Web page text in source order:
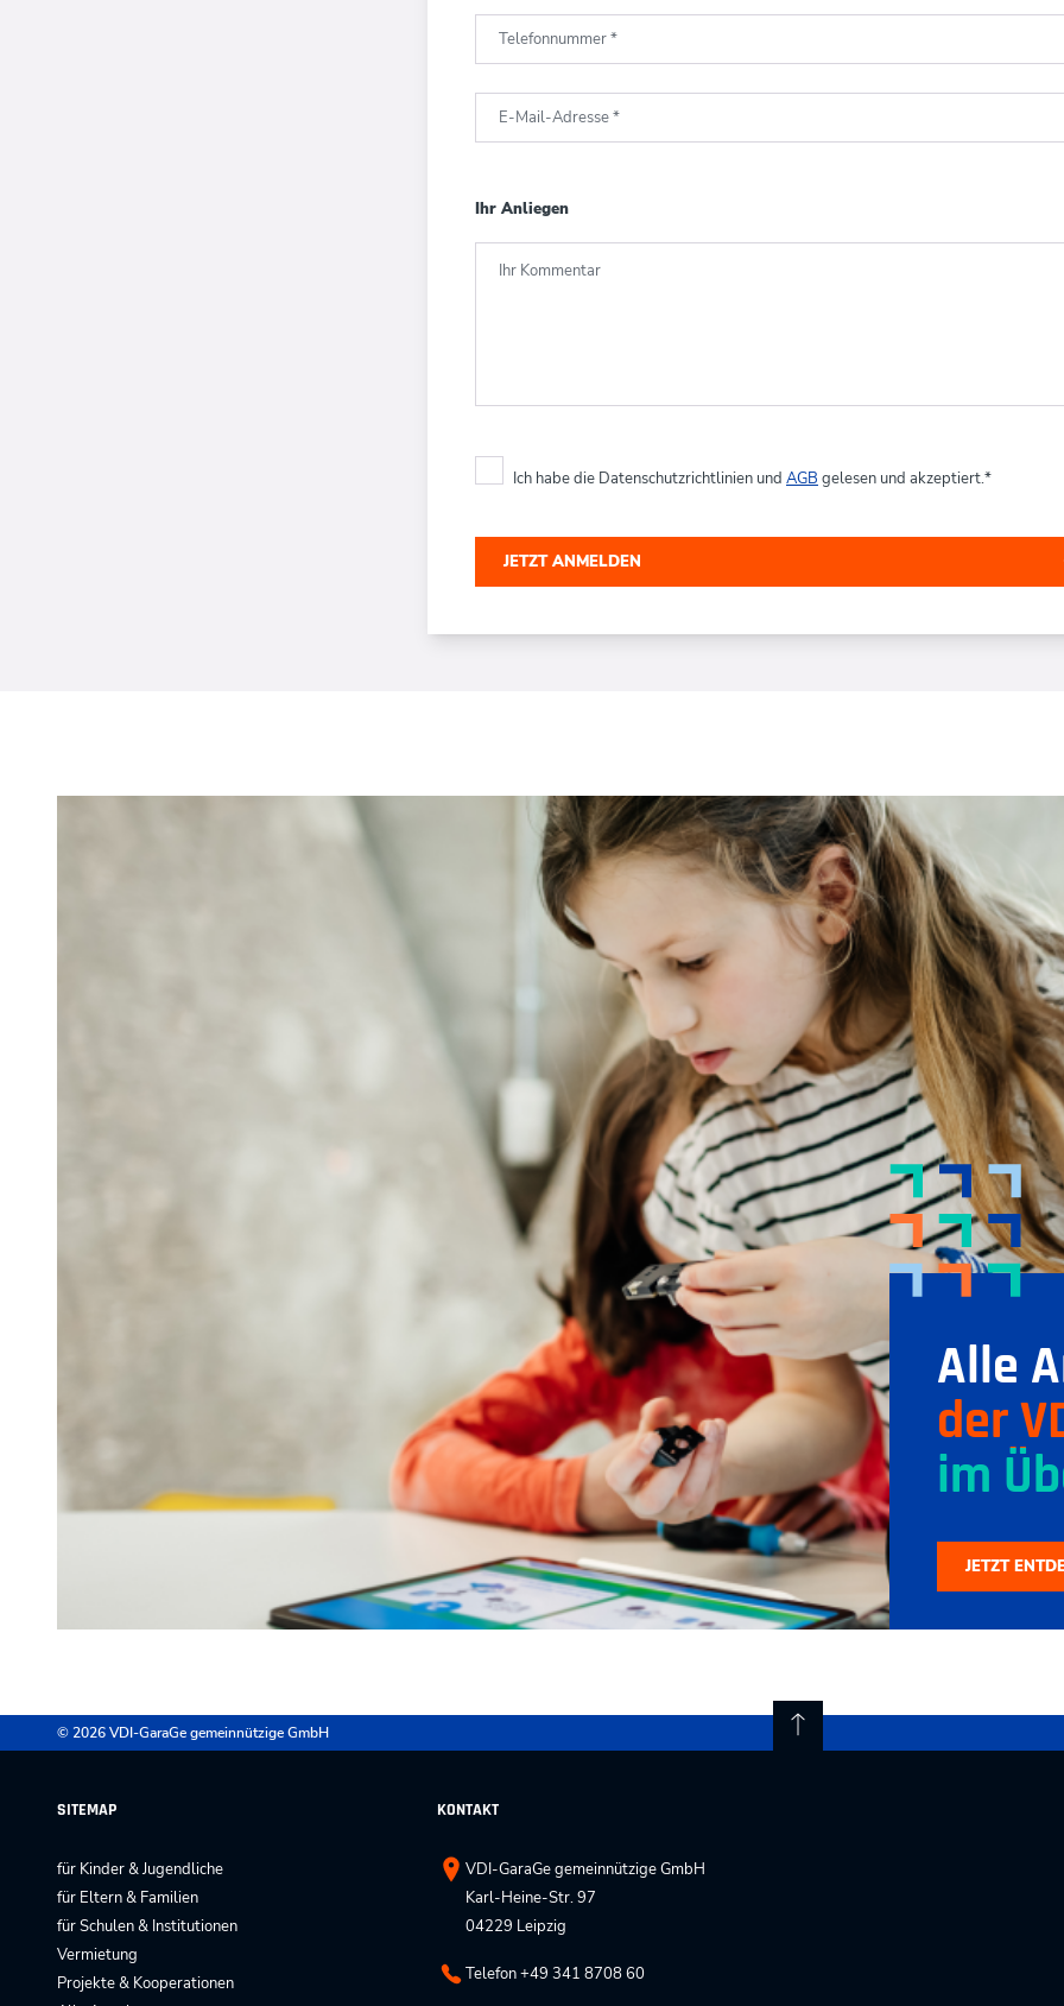
Telefonnummer*
E-Mail-Adresse*
Ihr Anliegen
Ihr Kommentar
Ich habe die Datenschutzrichtlinien und AGB gelesen und akzeptiert.*
JETZT ANMELDEN
Alle
der
im
JETZT
© 2026 VDI-GaraGe gemeinnützige GmbH
SITEMAP
für Kinder & Jugendliche
für Eltern & Familien
für Schulen & Institutionen
Vermietung
Projekte & Kooperationen
KONTAKT
VDI-GaraGe gemeinnützige GmbH
Karl-Heine-Str. 97
04229 Leipzig
Telefon +49 341 8708 60